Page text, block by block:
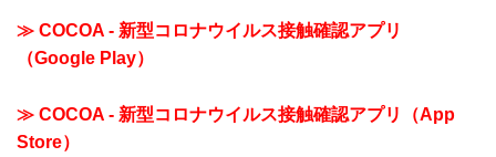
≫ COCOA - 新型コロナウイルス接触確認アプリ
（Google Play）
≫ COCOA - 新型コロナウイルス接触確認アプリ（App
Store）